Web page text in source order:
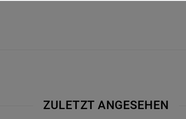
ZULETZT ANGESEHEN